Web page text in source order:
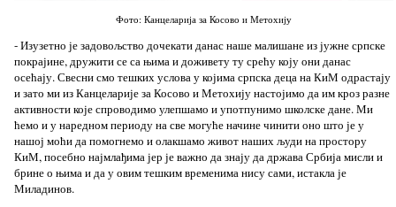
Фото: Канцеларија за Косово и Метохију
- Изузетно је задовољство дочекати данас наше малишане из јужне српске
покрајине, дружити се са њима и доживету ту срећу коју они данас
осећају. Свесни смо тешких услова у којима српска деца на КиМ одрастају
и зато ми из Канцеларије за Косово и Метохију настојимо да им кроз разне
активности које спроводимо улепшамо и употпунимо школске дане. Ми
ћемо и у наредном периоду на све могуће начине чинити оно што је у
нашој моћи да помогнемо и олакшамо живот наших људи на простору
КиМ, посебно најмлађима јер је важно да знају да држава Србија мисли и
брине о њима и да у овим тешким временима нису сами, истакла је
Миладинов.